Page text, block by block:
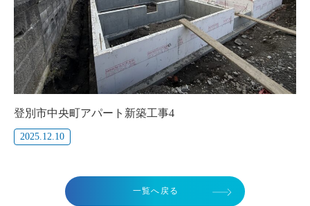
登別市中央町アパート新築工事4
2025.12.10
一覧へ戻る